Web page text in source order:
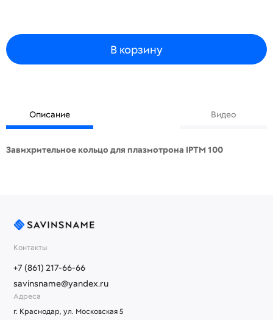
В корзину
Описание Видео
Завихрительное кольцо для плазмотрона IPTM 100
Контакты
+7 (861) 217-66-66
savinsname@yandex.ru
Адреса
г. Краснодар, ул. Московская 5